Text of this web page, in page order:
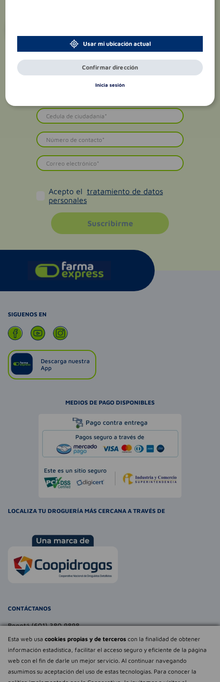
Esta web usa cookies propias y de terceros con la finalidad de obtener
información estadística, facilitar el acceso seguro y eficiente de la página
web con el fin de darle un mejor servicio. Al continuar navegando
asumimos su aceptación del uso de estas tecnologías. Para conocer la
Déjanos tu
exclusivas!
Acepto el tratamiento de datos
personales
Suscribirme
SIGUENOS EN
Descarga nuestra
App
MEDIOS DE PAGO DISPONIBLES
LOCALIZA TU DROGUERÍA MÁS CERCANA A TRAVÉS DE
CONTÁCTANOS
Bogotá (601) 380 9898
atencionalcliente@farmaexpress.com
TE PUEDE INTERESAR
NOSOTROS
Usar mi ubicación actual
Confirmar dirección
Inicia sesión